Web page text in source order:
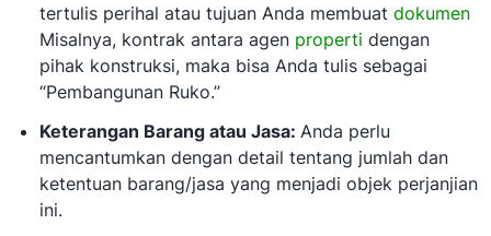
tertulis perihal atau tujuan Anda membuat dokumen
Misalnya, kontrak antara agen properti dengan
pihak konstruksi, maka bisa Anda tulis sebagai
“Pembangunan Ruko.”
Keterangan Barang atau Jasa: Anda perlu
mencantumkan dengan detail tentang jumlah dan
ketentuan barang/jasa yang menjadi objek perjanjian
ini.